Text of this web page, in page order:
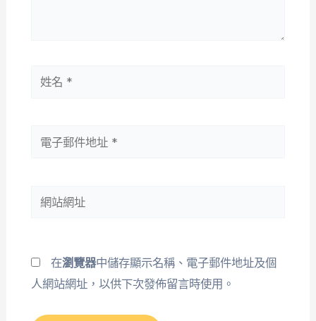
姓
電
件
*
址
在瀏覽器中儲存顯示名稱、電子郵件地址及個
人網站網址，以供下次發佈留言時使用。